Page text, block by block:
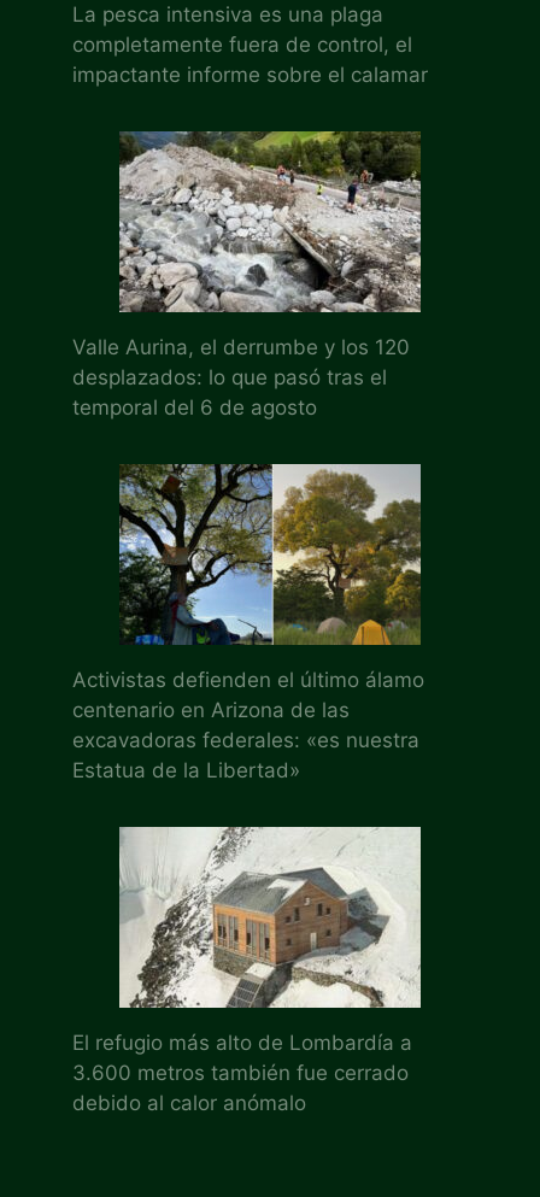
La pesca intensiva es una plaga
completamente fuera de control, el
impactante informe sobre el calamar
Valle Aurina, el derrumbe y los 120
desplazados: lo que pasó tras el
temporal del 6 de agosto
Activistas defienden el último álamo
centenario en Arizona de las
excavadoras federales: «es nuestra
Estatua de la Libertad»
El refugio más alto de Lombardía a
3.600 metros también fue cerrado
debido al calor anómalo